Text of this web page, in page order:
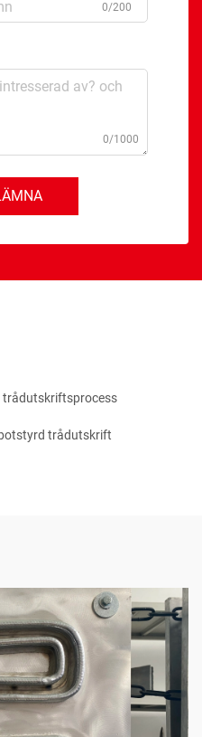
0/200
0/1000
trådutskriftsprocess
trådutskrift